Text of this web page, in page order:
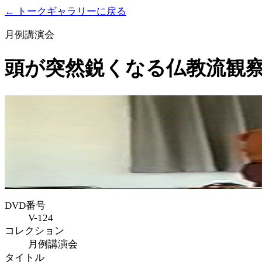
← トークギャラリーに戻る
月例講演会
頭が突然鋭くなる仏教流観
DVD番号
V-124
コレクション
月例講演会
タイトル